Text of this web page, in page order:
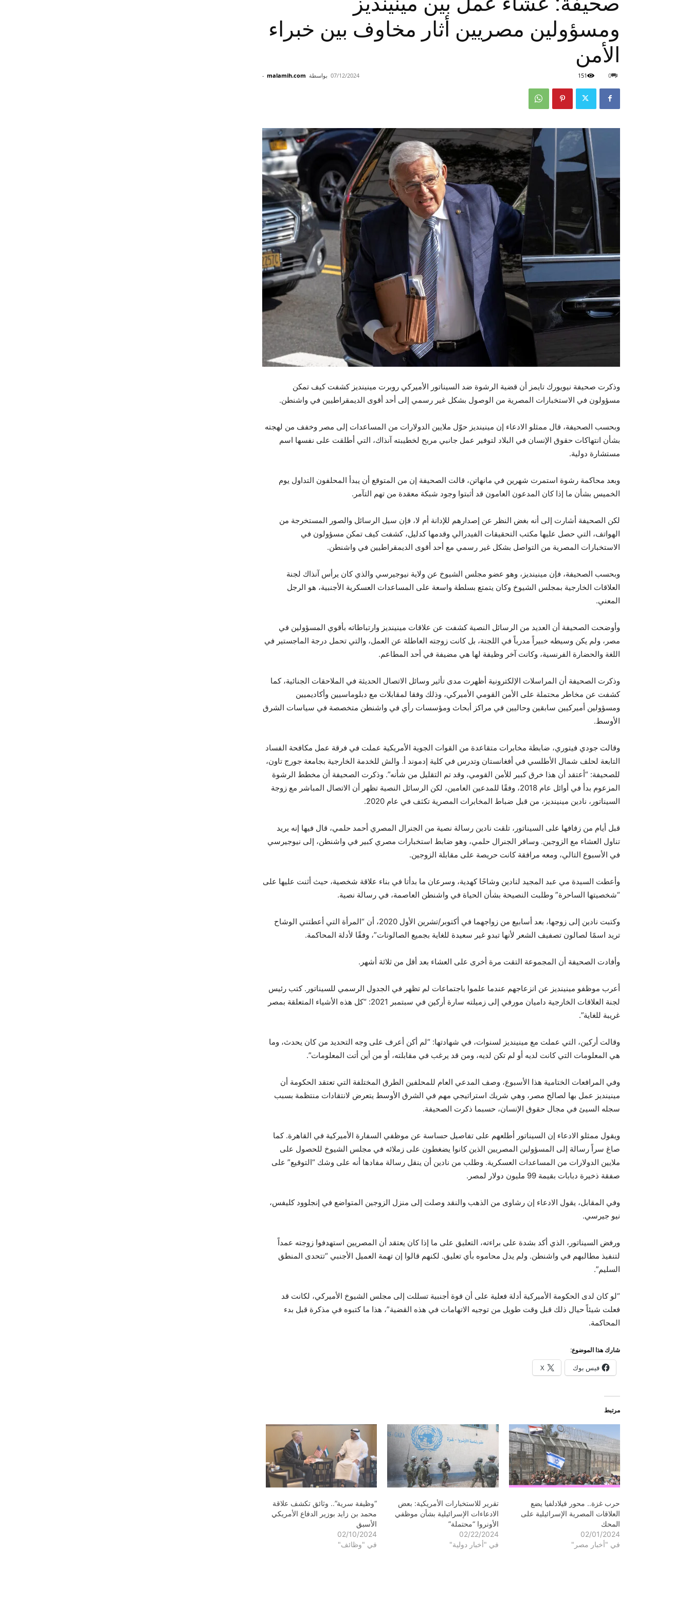
ومسؤولين مصريين أثار مخاوف بين خبراء
الأمن
بواسطة malamih.com
- 07/12/2024 0
151
وذكرت صحيفة نيويورك تايمز أن قضية الرشوة ضد السيناتور الأميركي روبرت مينينديز كشفت كيف تمكن
مسؤولون في الاستخبارات المصرية من الوصول بشكل غير رسمي إلى أحد أقوى الديمقراطيين في واشنطن.
وبحسب الصحيفة، قال ممثلو الادعاء إن مينينديز حوّل ملايين الدولارات من المساعدات إلى مصر وخفف من لهجته
بشأن انتهاكات حقوق الإنسان في البلاد لتوفير عمل جانبي مربح لخطيبته آنذاك، التي أطلقت على نفسها اسم
مستشارة دولية.
وبعد محاكمة رشوة استمرت شهرين في مانهاتن، قالت الصحيفة إن من المتوقع أن يبدأ المحلفون التداول يوم
الخميس بشأن ما إذا كان المدعون العامون قد أثبتوا وجود شبكة معقدة من تهم التآمر.
لكن الصحيفة أشارت إلى أنه بغض النظر عن إصدارهم للإدانة أم لا، فإن سيل الرسائل والصور المستخرجة من
الهواتف، التي حصل عليها مكتب التحقيقات الفيدرالي وقدمها كدليل، كشفت كيف تمكن مسؤولون في
الاستخبارات المصرية من التواصل بشكل غير رسمي مع أحد أقوى الديمقراطيين في واشنطن.
وبحسب الصحيفة، فإن مينينديز، وهو عضو مجلس الشيوخ عن ولاية نيوجيرسي والذي كان يرأس آنذاك لجنة
العلاقات الخارجية بمجلس الشيوخ وكان يتمتع بسلطة واسعة على المساعدات العسكرية الأجنبية، هو الرجل
المعني.
وأوضحت الصحيفة أن العديد من الرسائل النصية كشفت عن علاقات مينينديز وارتباطاته بأقوي المسؤولين في
مصر، ولم يكن وسيطه خبيراً مدرباً في اللجنة، بل كانت زوجته العاطلة عن العمل، والتي تحمل درجة الماجستير في
اللغة والحضارة الفرنسية، وكانت آخر وظيفة لها هي مضيفة في أحد المطاعم.
وذكرت الصحيفة أن المراسلات الإلكترونية أظهرت مدى تأثير وسائل الاتصال الحديثة في الملاحقات الجنائية، كما
كشفت عن مخاطر محتملة على الأمن القومي الأميركي، وذلك وفقا لمقابلات مع دبلوماسيين وأكاديميين
ومسؤولين أميركيين سابقين وحاليين في مراكز أبحاث ومؤسسات رأي في واشنطن متخصصة في سياسات الشرق
الأوسط.
وقالت جودي فيتوري، ضابطة مخابرات متقاعدة من القوات الجوية الأمريكية عملت في فرقة عمل مكافحة الفساد
التابعة لحلف شمال الأطلسي في أفغانستان وتدرس في كلية إدموند أ. والش للخدمة الخارجية بجامعة جورج تاون،
للصحيفة: “أعتقد أن هذا خرق كبير للأمن القومي، وقد تم التقليل من شأنه”. وذكرت الصحيفة أن مخطط الرشوة
المزعوم بدأ في أوائل عام 2018، وفقًا للمدعين العامين، لكن الرسائل النصية تظهر أن الاتصال المباشر مع زوجة
السيناتور، نادين مينينديز، من قبل ضباط المخابرات المصرية تكثف في عام 2020.
قبل أيام من زفافها على السيناتور، تلقت نادين رسالة نصية من الجنرال المصري أحمد حلمي، قال فيها إنه يريد
تناول العشاء مع الزوجين. وسافر الجنرال حلمي، وهو ضابط استخبارات مصري كبير في واشنطن، إلى نيوجيرسي
في الأسبوع التالي، ومعه مرافقة كانت حريصة على مقابلة الزوجين.
وأعطت السيدة مي عبد المجيد لنادين وشاحًا كهدية، وسرعان ما بدأتا في بناء علاقة شخصية، حيث أثنت عليها على
“شخصيتها الساحرة” وطلبت النصيحة بشأن الحياة في واشنطن العاصمة، في رسالة نصية.
وكتبت نادين إلى زوجها، بعد أسابيع من زواجهما في أكتوبر/تشرين الأول 2020، أن “المرأة التي أعطتني الوشاح
تريد اسمًا لصالون تصفيف الشعر لأنها تبدو غير سعيدة للغاية بجميع الصالونات”، وفقًا لأدلة المحاكمة.
وأفادت الصحيفة أن المجموعة التقت مرة أخرى على العشاء بعد أقل من ثلاثة أشهر.
أعرب موظفو مينينديز عن انزعاجهم عندما علموا باجتماعات لم تظهر في الجدول الرسمي للسيناتور. كتب رئيس
لجنة العلاقات الخارجية داميان مورفي إلى زميلته سارة أركين في سبتمبر 2021: “كل هذه الأشياء المتعلقة بمصر
غريبة للغاية”.
وقالت أركين، التي عملت مع مينينديز لسنوات، في شهادتها: “لم أكن أعرف على وجه التحديد من كان يحدث، وما
هي المعلومات التي كانت لديه أو لم تكن لديه، ومن قد يرغب في مقابلته، أو من أين أتت المعلومات”.
وفي المرافعات الختامية هذا الأسبوع، وصف المدعي العام للمحلفين الطرق المختلفة التي تعتقد الحكومة أن
مينينديز عمل بها لصالح مصر، وهي شريك استراتيجي مهم في الشرق الأوسط يتعرض لانتقادات منتظمة بسبب
سجله السيئ في مجال حقوق الإنسان، حسبما ذكرت الصحيفة.
ويقول ممثلو الادعاء إن السيناتور أطلعهم على تفاصيل حساسة عن موظفي السفارة الأميركية في القاهرة. كما
صاغ سراً رسالة إلى المسؤولين المصريين الذين كانوا يضغطون على زملائه في مجلس الشيوخ للحصول على
ملايين الدولارات من المساعدات العسكرية. وطلب من نادين أن ينقل رسالة مفادها أنه على وشك “التوقيع” على
صفقة ذخيرة دبابات بقيمة 99 مليون دولار لمصر.
وفي المقابل، يقول الادعاء إن رشاوى من الذهب والنقد وصلت إلى منزل الزوجين المتواضع في إنجلوود كليفس،
نيو جيرسي.
ورفض السيناتور، الذي أكد بشدة على براءته، التعليق على ما إذا كان يعتقد أن المصريين استهدفوا زوجته عمداً
لتنفيذ مطالبهم في واشنطن. ولم يدل محاموه بأي تعليق. لكنهم قالوا إن تهمة العميل الأجنبي “تتحدى المنطق
السليم”.
“لو كان لدى الحكومة الأميركية أدلة فعلية على أن قوة أجنبية تسللت إلى مجلس الشيوخ الأميركي، لكانت قد
فعلت شيئاً حيال ذلك قبل وقت طويل من توجيه الاتهامات في هذه القضية”، هذا ما كتبوه في مذكرة قبل بدء
المحاكمة.
شارك هذا الموضوع:
فيس بوك X
مرتبط
حرب غزة.. محور فيلادلفيا يضع
العلاقات المصرية الإسرائيلية على
المحك
02/01/2024
في "أخبار مصر"
تقرير للاستخبارات الأمريكية: بعض
الادعاءات الإسرائيلية بشأن موظفي
الأونروا “محتملة”
02/22/2024
في "أخبار دولية"
“وظيفة سرية”.. وثائق تكشف علاقة
محمد بن زايد بوزير الدفاع الأمريكي
الأسبق
02/10/2024
في "وظائف"